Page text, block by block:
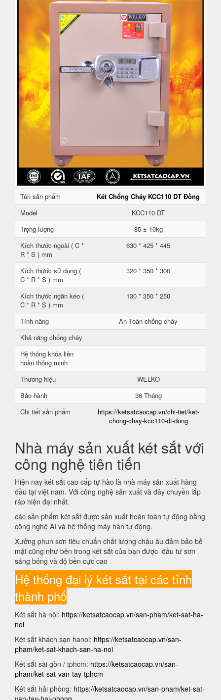
Tên sản phẩm
Két Chống Cháy KCC110 DT Đồng
Model
KCC110 DT
Trọng lượng
85 ± 10kg
Kích thước ngoài ( C *
R * S ) mm
630 * 425 * 445
Kích thước sử dụng (
C * R * S ) mm
320 * 350 * 300
Kích thước ngăn kéo (
C * R * S ) mm
130 * 350 * 250
Tính năng
An Toàn chống cháy
Khả năng chống cháy
Hệ thống khóa liên
hoàn thông minh
Thương hiệu
WELKO
Bảo hành
36 Tháng
Chi tiết sản phẩm
https://ketsatcaocap.vn/chi-tiet/ket-
chong-chay-kcc110-dt-dong
Nhà máy sản xuất két sắt với
công nghệ tiên tiến
Hiện nay két sắt cao cấp tự hào là nhà máy sản xuất hàng
đầu tại việt nam. Với công nghệ sản xuất và dây chuyền lắp
ráp hiện đại nhất.
các sản phẩm két sắt được sản xuất hoàn toàn tự động bằng
công nghệ AI và hệ thống máy hàn tự động.
Xưởng phun sơn tiêu chuẩn chất lượng châu âu đảm bảo bề
mặt cũng như bên trong két sắt của bạn được đầu tư sơn
sáng bóng và độ bền cực cao
Hệ thống đại lý két sắt tại các tỉnh
thành phố
Két sắt hà nội: https://ketsatcaocap.vn/san-pham/ket-sat-ha-
noi
Két sắt khách sạn hanoi: https://ketsatcaocap.vn/san-
pham/ket-sat-khach-san-ha-noi
Két sắt sài gòn / tphcm: https://ketsatcaocap.vn/san-
pham/ket-sat-van-tay-tphcm
Két sắt hải phòng: https://ketsatcaocap.vn/san-pham/ket-sat-